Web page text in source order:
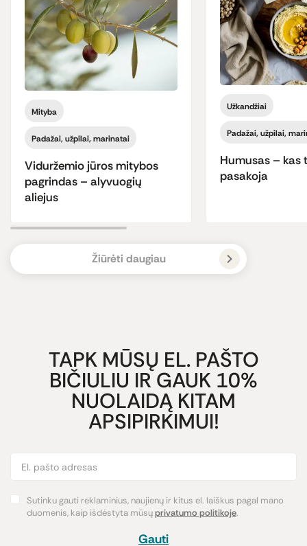
Mityba
Padažai, užpilai, marinatai
Viduržemio jūros mitybos
pagrindas – alyvuogių
aliejus
Užkandžiai
Padažai, užpilai,
Humusas – kas
pasakoja
Žiūrėti daugiau
TAPK MŪSŲ EL. PAŠTO
BIČIULIU IR GAUK 10%
NUOLAIDĄ KITAM
APSIPIRKIMUI!
Sutinku gauti reklaminius, naujienų ir kitus el. laiškus pagal mano
duomenis, kaip išdėstyta mūsųprivatumo politikoje.
Gauti